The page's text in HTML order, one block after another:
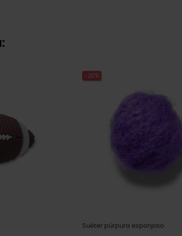
-20%
Suéter púrpura esponjoso